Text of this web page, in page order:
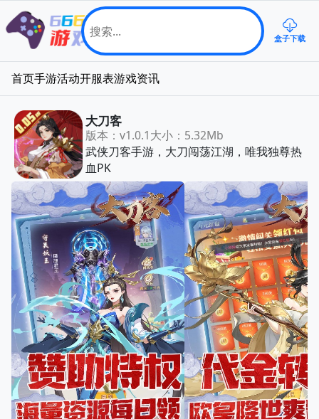
盒子下载
首页手游活动开服表游戏资讯
大刀客
版本：v1.0.1大小：5.32Mb
武侠刀客手游，大刀闯荡江湖，唯我独尊热
血PK